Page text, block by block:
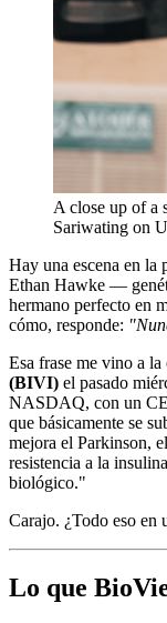
A close up of
Sariwating on
Hay una escena en la
Ethan Hawke —
hermano perfecto en
cómo, responde:
Esa frase me vino a
(BIVI) el pasado
NASDAQ, con un
que básicamente se
mejora el Parkinson,
resistencia a la
biológico."
Carajo. ¿Todo eso en
Lo que